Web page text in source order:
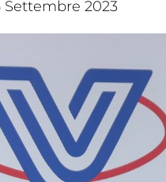
Settembre 2023